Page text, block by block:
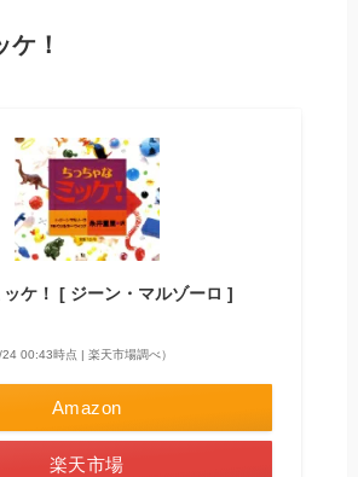
！
ケ！ [ ジーン・マルゾーロ ]
24 00:43時点 | 楽天市場調べ）
Amazon
楽天市場